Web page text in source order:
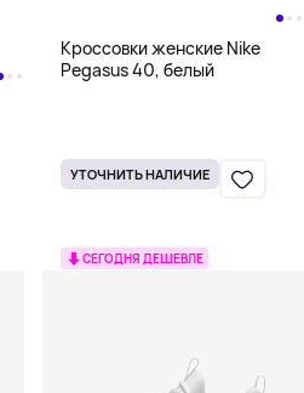
Кроссовки женские Nike
Pegasus 40, белый
УТОЧНИТЬ НАЛИЧИЕ
СЕГОДНЯ ДЕШЕВЛЕ